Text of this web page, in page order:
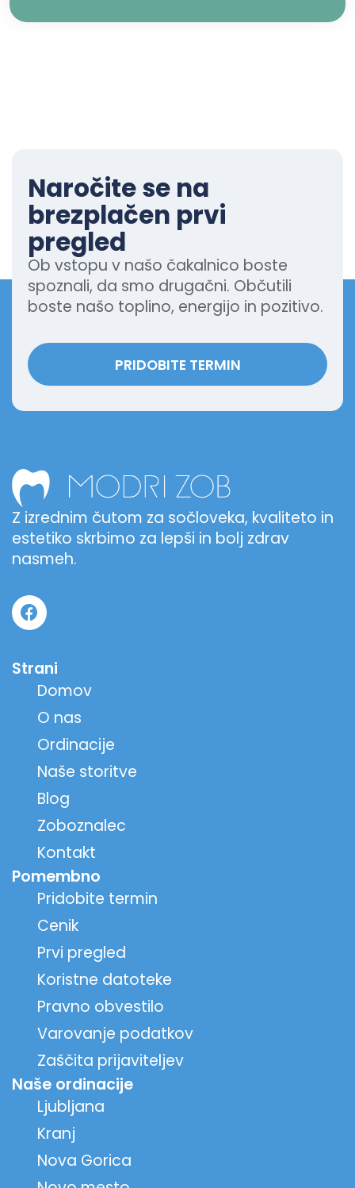
Naročite se na
brezplačen prvi
pregled
Ob vstopu v našo čakalnico boste
spoznali, da smo drugačni. Občutili
boste našo toplino, energijo in pozitivo.
PRIDOBITE TERMIN
Z izrednim čutom za sočloveka, kvaliteto in
estetiko skrbimo za lepši in bolj zdrav
nasmeh.
Strani
Domov
O nas
Ordinacije
Naše storitve
Blog
Zoboznalec
Kontakt
Pomembno
Pridobite termin
Cenik
Prvi pregled
Koristne datoteke
Pravno obvestilo
Varovanje podatkov
Zaščita prijaviteljev
Naše ordinacije
Ljubljana
Kranj
Nova Gorica